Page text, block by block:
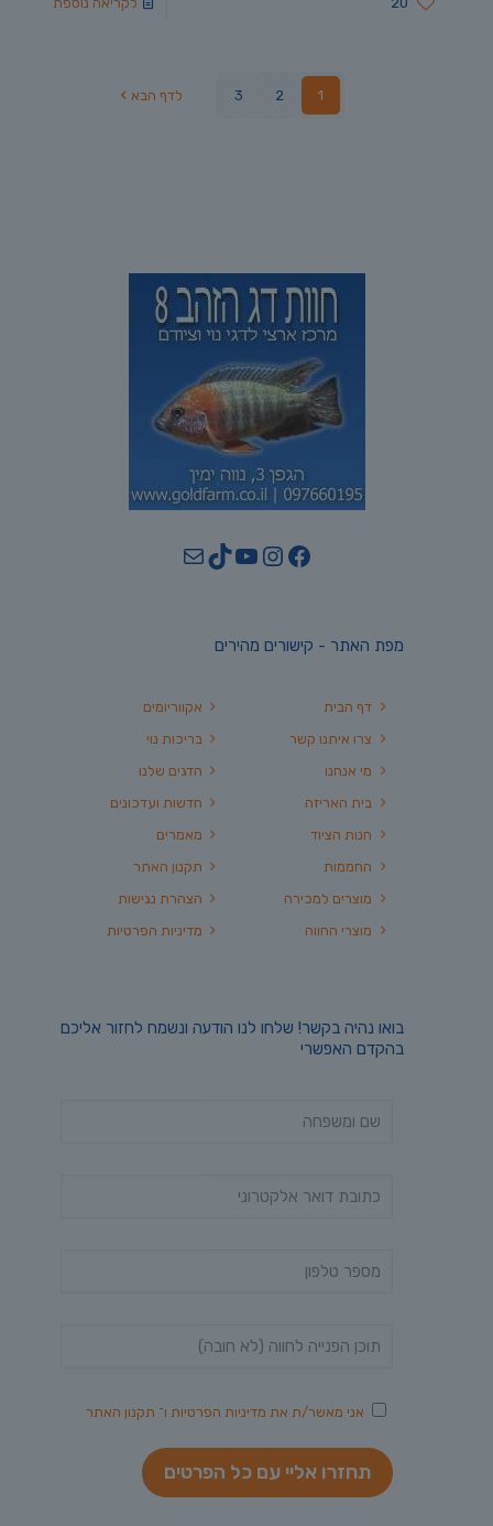
1
2
3 לדף הבא
Facebook
Instagram
YouTube
TikTok
Mail
מפת האתר - קישורים מהירים
אקווריומים
בריכות נוי
הדגים שלנו
חדשות ועדכונים
מאמרים
תקנון האתר
הצהרת נגישות
מדיניות הפרטיות
דף הבית
צרו איתנו קשר
מי אנחנו
בית האריזה
חנות הציוד
החממות
מוצרים למכירה
מוצרי החווה
בואו נהיה בקשר! שלחו לנו הודעה ונשמח לחזור אליכם
בהקדם האפשרי
אני מאשר/ת את מדיניות הפרטיות ו־ תקנון האתר